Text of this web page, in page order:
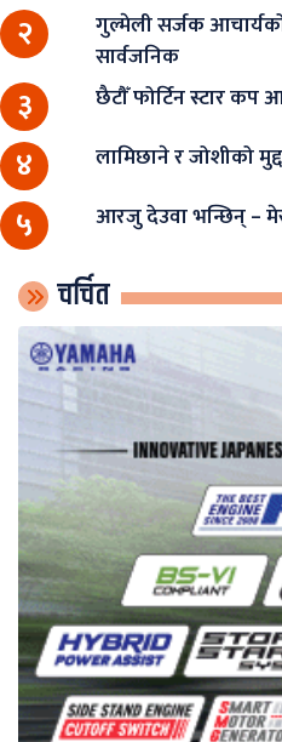
२
गुल्मेली सर्जक
सार्वजनिक
३ छैटौँ फोर्टिन स्टार
४ लामिछाने र जोशीको
५ आरजु देउवा भन्छिन् –
चर्चित